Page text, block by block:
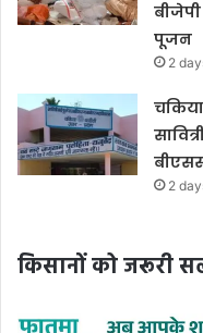
पूजन
2
2
किसानों को जरूरी